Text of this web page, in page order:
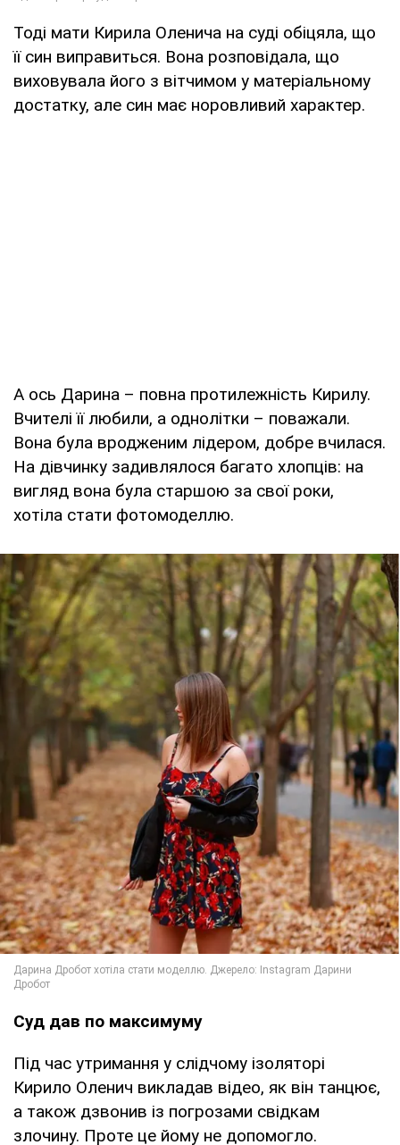
Тоді мати Кирила Оленича на суді обіцяла, що
її син виправиться. Вона розповідала, що
виховувала його з вітчимом у матеріальному
достатку, але син має норовливий характер.
А ось Дарина – повна протилежність Кирилу.
Вчителі її любили, а однолітки – поважали.
Вона була вродженим лідером, добре вчилася.
На дівчинку задивлялося багато хлопців: на
вигляд вона була старшою за свої роки,
хотіла стати фотомоделлю.
Суд дав по максимуму
Під час утримання у слідчому ізоляторі
Кирило Оленич викладав відео, як він танцює,
а також дзвонив із погрозами свідкам
злочину. Проте це йому не допомогло.